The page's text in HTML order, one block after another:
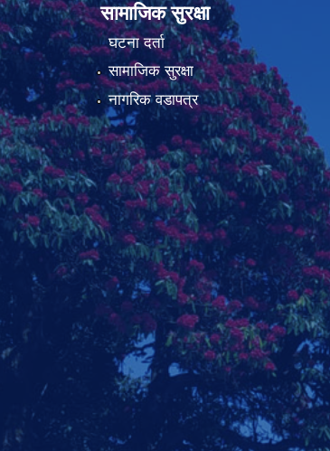
सामाजिक सुरक्षा
घटना दर्ता
सामाजिक सुरक्षा
नागरिक वडापत्र